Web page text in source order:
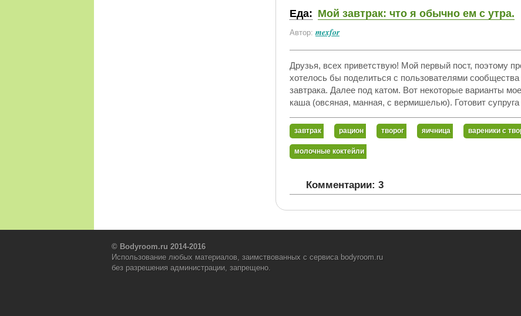
Еда: Мой завтрак: что я обычно ем с утра.
Автор: mexfor
Друзья, всех приветствую! Мой первый пост, поэтому
хотелось бы поделиться с пользователями
завтрака. Далее под катом. Вот некоторые варианты
каша (овсяная, манная, с вермишелью). Готовит
завтрак рацион творог яичница вареники с
молочные коктейли
Комментарии: 3
© Bodyroom.ru 2014-2016
Использование любых материалов, заимствованных с сервиса bodyroom.ru
без разрешения администрации, запрещено.